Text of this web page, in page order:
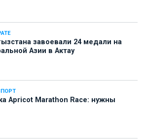
завоевали 24 медали на
Азии в Актау
Apricot Marathon Race: нужны